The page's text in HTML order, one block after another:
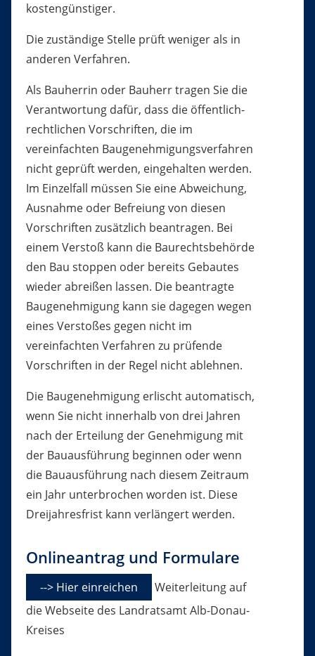
kostengünstiger.
Die zuständige Stelle prüft weniger als in
anderen Verfahren.
Als Bauherrin oder Bauherr tragen Sie die
Verantwortung dafür, dass die öffentlich-
rechtlichen Vorschriften, die im
vereinfachten Baugenehmigungsverfahren
nicht geprüft werden, eingehalten werden.
Im Einzelfall müssen Sie eine Abweichung,
Ausnahme oder Befreiung von diesen
Vorschriften zusätzlich beantragen. Bei
einem Verstoß kann die Baurechtsbehörde
den Bau stoppen oder bereits Gebautes
wieder abreißen lassen. Die beantragte
Baugenehmigung kann sie dagegen wegen
eines Verstoßes gegen nicht im
vereinfachten Verfahren zu prüfende
Vorschriften in der Regel nicht ablehnen.
Die Baugenehmigung erlischtautomatisch,
wenn Sie nicht innerhalb von drei Jahren
nach der Erteilung der Genehmigung mit
der Bauausführung beginnen oder wenn
die Bauausführung nach diesem Zeitraum
ein Jahr unterbrochen worden ist. Diese
Dreijahresfrist kann verlängert werden.
Onlineantrag und Formulare
--> Hier einreichen
Weiterleitung auf
die Webseite des Landratsamt Alb-Donau-
Kreises